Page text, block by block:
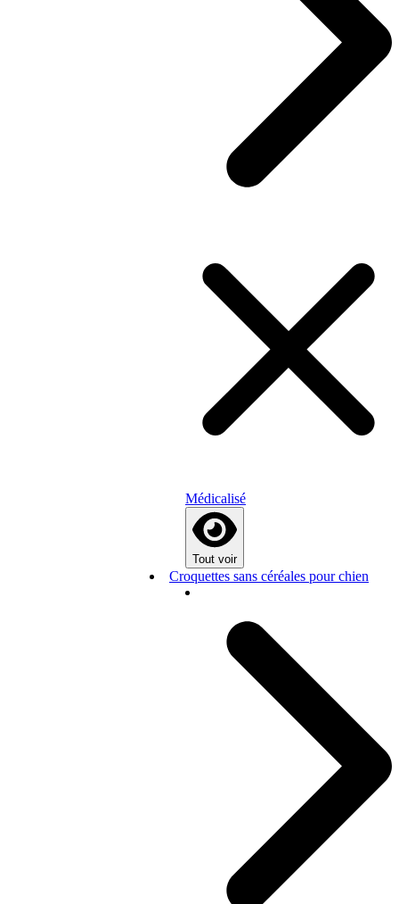
Médicalisé
Tout voir
Croquettes sans céréales pour chien